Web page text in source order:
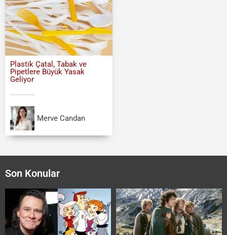
Plastik Çatal, Tabak ve
Pipetlere Büyük Yasak
Geliyor
Merve Candan
Son Konular